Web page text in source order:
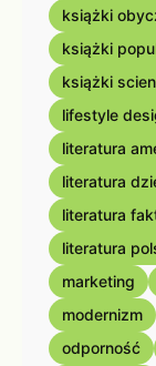
książki
książki
książki
lifestyle
literatura
literatura
literatura
literatura
marketing
modernizm
odporność